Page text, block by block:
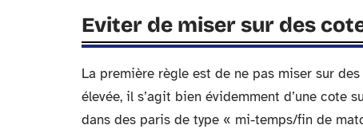
Eviter de miser sur des
La première règle est de ne pas miser sur
élevée, il s’agit bien évidemment d’une cote
dans des paris de type « mi-temps/fin de